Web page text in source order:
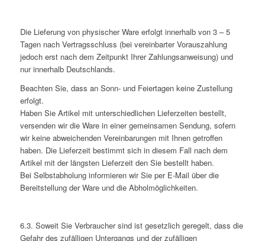
Die Lieferung von physischer Ware erfolgt innerhalb von 3 – 5
Tagen nach Vertragsschluss (bei vereinbarter Vorauszahlung
jedoch erst nach dem Zeitpunkt Ihrer Zahlungsanweisung) und
nur innerhalb Deutschlands.
Beachten Sie, dass an Sonn- und Feiertagen keine Zustellung
erfolgt.
Haben Sie Artikel mit unterschiedlichen Lieferzeiten bestellt,
versenden wir die Ware in einer gemeinsamen Sendung, sofern
wir keine abweichenden Vereinbarungen mit Ihnen getroffen
haben. Die Lieferzeit bestimmt sich in diesem Fall nach dem
Artikel mit der längsten Lieferzeit den Sie bestellt haben.
Bei Selbstabholung informieren wir Sie per E-Mail über die
Bereitstellung der Ware und die Abholmöglichkeiten.
6.3. Soweit Sie Verbraucher sind ist gesetzlich geregelt, dass die
Gefahr des zufälligen Untergangs und der zufälligen